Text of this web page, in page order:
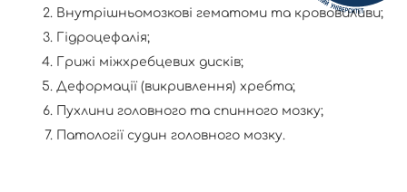
Внутрішньомозкові гематоми та крововиливи;
Гідроцефалія;
Грижі міжхребцевих дисків;
Деформації (викривлення) хребта;
Пухлини головного та спинного мозку;
Патології судин головного мозку.